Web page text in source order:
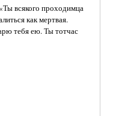
всякого проходимца
как мертвая.
тебя ею. Ты тотчас